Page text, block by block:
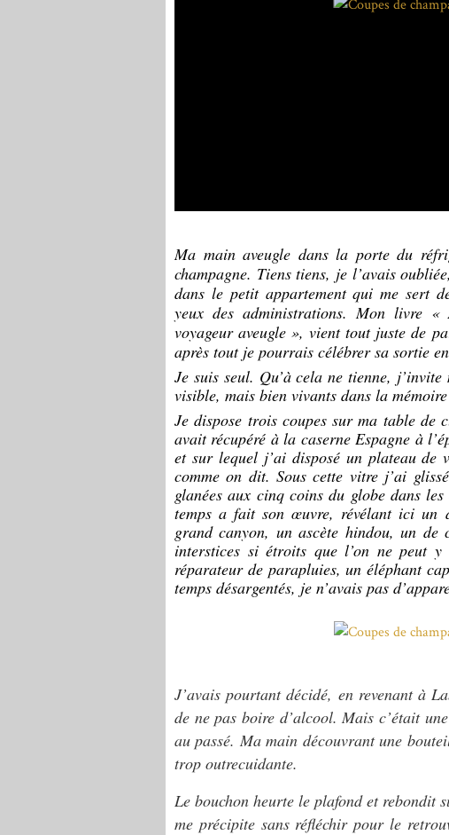
Ma main aveugle dans la porte du
champagne. Tiens tiens, je l’avais
dans le petit appartement qui me sert
yeux des administrations. Mon livre
voyageur aveugle », vient tout juste de
après tout je pourrais célébrer sa sortie
Je suis seul. Qu’à cela ne tienne,
visible, mais bien vivants dans la
Je dispose trois coupes sur ma table
avait récupéré à la caserne Espagne à
et sur lequel j’ai disposé un plateau de
comme on dit. Sous cette vitre j’ai
glanées aux cinq coins du globe dans
temps a fait son œuvre, révélant ici un
grand canyon, un ascète hindou, un de
interstices si étroits que l’on ne peut
réparateur de parapluies, un éléphant
temps désargentés, je n’avais pas
J’avais pourtant décidé, en revenant à
de ne pas boire d’alcool. Mais c’était
au passé. Ma main découvrant une
trop outrecuidante.
Le bouchon heurte le plafond et rebondit
me précipite sans réfléchir pour le